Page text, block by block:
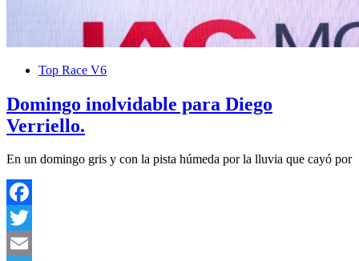
Domingo inolvidable para Diego
Verriello.
En un domingo gris y con la pista húmeda por la lluvia que cayó por
Facebook
Twitter